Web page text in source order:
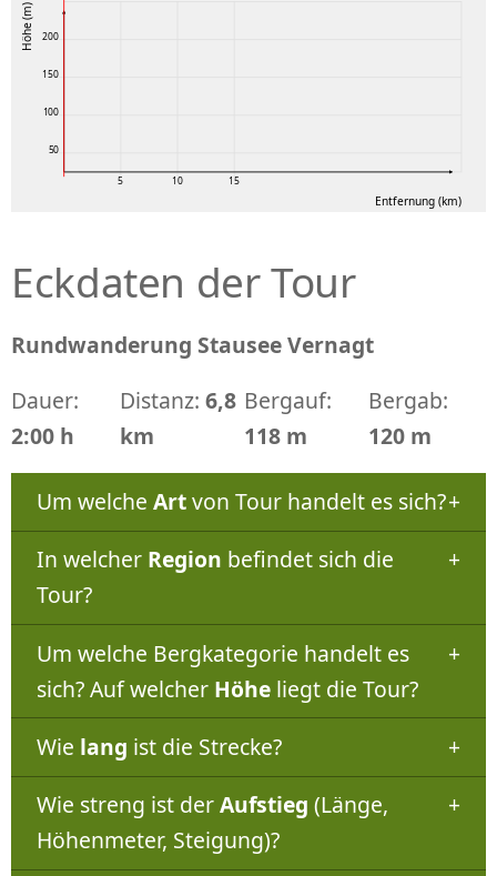
50
100
150
200
5 10 15
Entfernung (km)
Höhe (m)
Eckdaten der Tour
Rundwanderung Stausee Vernagt
Dauer:
2:00 h
Distanz: 6,8
km
Bergauf:
118 m
Bergab:
120 m
Um welche Artvon Tour handelt es sich?
In welcher Region befindet sich die
Tour?
Um welche Bergkategorie handelt es
sich? Auf welcher Höheliegt die Tour?
Wie lang ist die Strecke?
Wie streng ist derAufstieg (Länge,
Höhenmeter, Steigung)?